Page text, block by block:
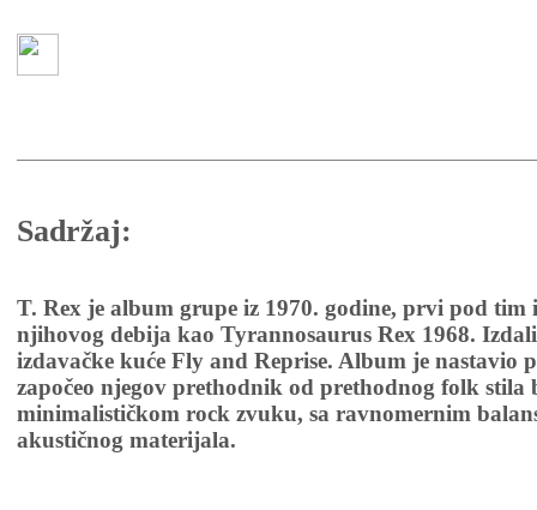
Sadržaj:
T. Rex je album grupe iz 1970. godine, prvi pod tim
njihovog debija kao Tyrannosaurus Rex 1968.
izdavačke kuće Fly and Reprise. Album je nastavio
započeo njegov prethodnik od prethodnog folk stila
minimalističkom rock zvuku, sa ravnomernim
akustičnog materijala.